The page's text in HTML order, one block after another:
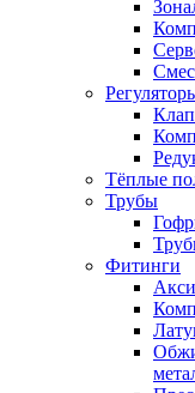
Тёплые
Трубы
Фитинги